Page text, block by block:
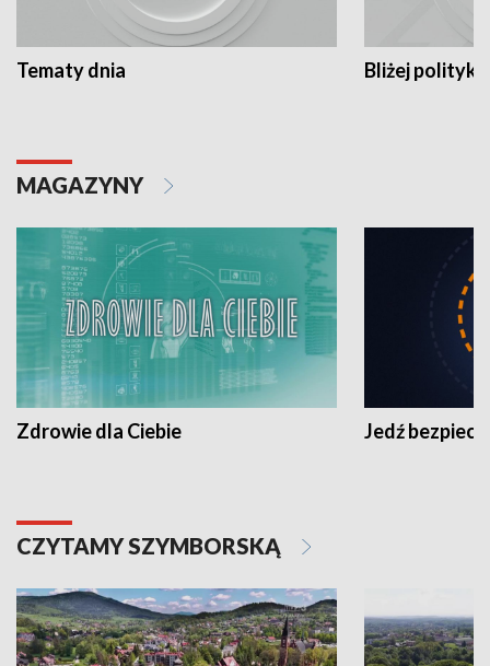
Tematy dnia Bliżej polityki
MAGAZYNY
Zdrowie dla Ciebie Jedź
CZYTAMY SZYMBORSKĄ